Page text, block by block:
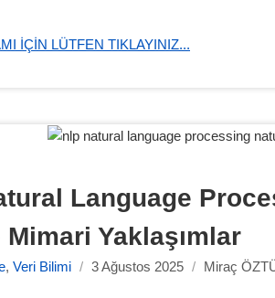
IÇIN LÜTFEN TIKLAYINIZ...
Language
Mimari Yaklaşımlar
, Veri Bilimi / 3 Ağustos 2025 / Miraç